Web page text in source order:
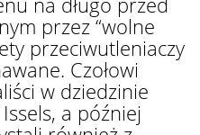
przez “wolne
przeciwutleniaczy
Czołowi
w dziedzinie
a później